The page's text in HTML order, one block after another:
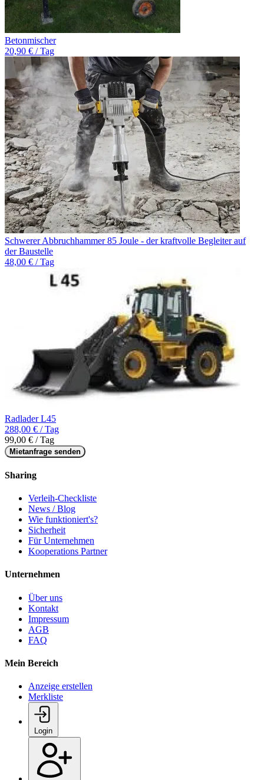
Betonmischer
20,90 € / Tag
Schwerer Abbruchhammer 85 Joule - der kraftvolle Begleiter auf
der Baustelle
48,00 € / Tag
Radlader L45
288,00 € / Tag
99,00 € / Tag
Mietanfrage senden
Sharing
Verleih-Checkliste
News / Blog
Wie funktioniert's?
Sicherheit
Für Unternehmen
Kooperations Partner
Unternehmen
Über uns
Kontakt
Impressum
AGB
FAQ
Mein Bereich
Anzeige erstellen
Merkliste
Login